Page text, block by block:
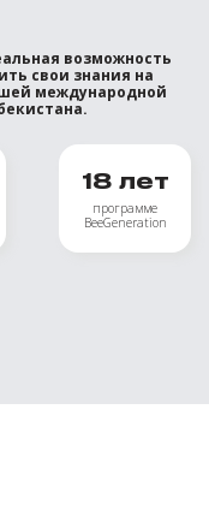
возможность
свои знания на
международной
18 лет
программе
BeeGeneration